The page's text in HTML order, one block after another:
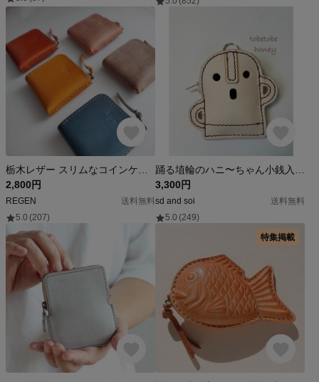
2,800円
REGEN
送料無料
5.0 (207)
3,300円
sd and soi
送料無料
5.0 (249)
特集掲載